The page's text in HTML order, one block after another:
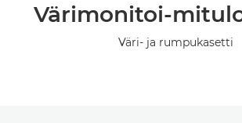
Värimonitoi-
Väri- ja rumpukasetti